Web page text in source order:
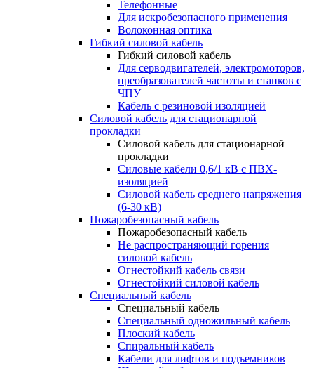
Телефонные
Для искробезопасного применения
Волоконная оптика
Гибкий силовой кабель
Гибкий силовой кабель
Для серводвигателей, электромоторов,
преобразователей частоты и станков с
ЧПУ
Кабель с резиновой изоляцией
Силовой кабель для стационарной
прокладки
Силовой кабель для стационарной
прокладки
Силовые кабели 0,6/1 кВ с ПВХ-
изоляцией
Силовой кабель среднего напряжения
(6-30 кВ)
Пожаробезопасный кабель
Пожаробезопасный кабель
Не распространяющий горения
силовой кабель
Огнестойкий кабель связи
Огнестойкий силовой кабель
Специальный кабель
Специальный кабель
Специальный одножильный кабель
Плоский кабель
Спиральный кабель
Кабели для лифтов и подъемников